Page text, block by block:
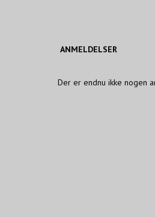
ANMELDELSER
Der er endnu ikke nogen